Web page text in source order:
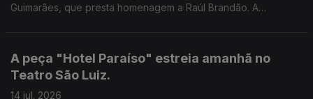
Guimarães, que presta homenagem a Raúl Brandão. A
A peça "Hotel Paraíso" estreia amanhã no
Teatro São Luiz.
14 jul. 2026